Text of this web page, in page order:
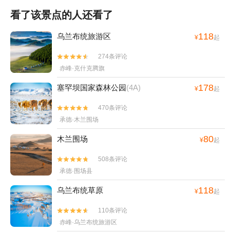
看了该景点的人还看了
乌兰布统旅游区 ¥118起


274条评论
赤峰·克什克腾旗
塞罕坝国家森林公园(4A) ¥178起


470条评论
承德·木兰围场
木兰围场 ¥80起


508条评论
承德·围场县
乌兰布统草原 ¥118起


110条评论
赤峰·乌兰布统旅游区